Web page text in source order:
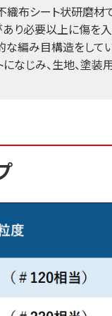
布シート状研磨材で
り必要以上に傷を入
編み目構造をして
なじみ、生地、塗装